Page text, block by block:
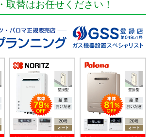
取替はお任せください！